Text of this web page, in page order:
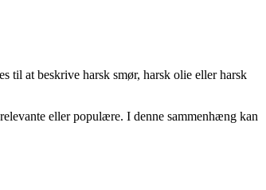
til at beskrive harsk smør, harsk olie eller harsk
eller populære. I denne sammenhæng kan